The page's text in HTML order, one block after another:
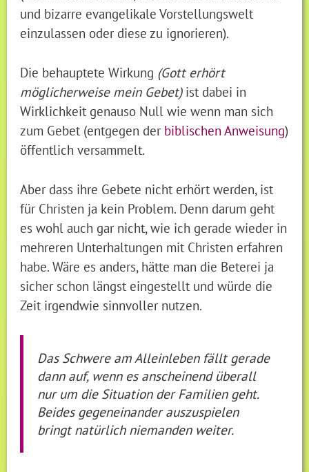
und bizarre evangelikale Vorstellungswelt
einzulassen oder diese zu ignorieren).
Die behauptete Wirkung (Gott erhört
möglicherweise mein Gebet) ist dabei in
Wirklichkeit genauso Null wie wenn man sich
zum Gebet (entgegen der biblischen Anweisung)
öffentlich versammelt.
Aber dass ihre Gebete nicht erhört werden, ist
für Christen ja kein Problem. Denn darum geht
es wohl auch gar nicht, wie ich gerade wieder in
mehreren Unterhaltungen mit Christen erfahren
habe. Wäre es anders, hätte man die Beterei ja
sicher schon längst eingestellt und würde die
Zeit irgendwie sinnvoller nutzen.
Das Schwere am Alleinleben fällt gerade
dann auf, wenn es anscheinend überall
nur um die Situation der Familien geht.
Beides gegeneinander auszuspielen
bringt natürlich niemanden weiter.